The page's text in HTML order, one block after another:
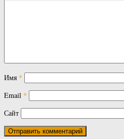
Имя *
Email *
Сайт